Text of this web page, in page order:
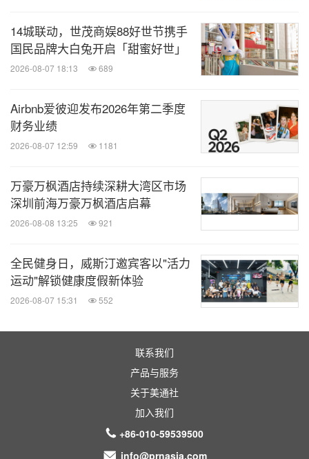
14城联动，世茂商娱88好世节携手
国民品牌大白兔开启「甜蜜好世」
2026-08-07 18:13 689
Airbnb爱彼迎发布2026年第二季度
财务业绩
2026-08-07 12:59 1181
万豪万枫酒店持续深耕大湾区市场
深圳前海万豪万枫酒店启幕
2026-08-08 13:25 921
全民健身日，威斯汀邀宾客以"活力
运动"解锁健康度假新体验
2026-08-07 15:31 552
联系我们
产品与服务
关于美通社
加入我们
+86-010-59539500
info@prnasia.com